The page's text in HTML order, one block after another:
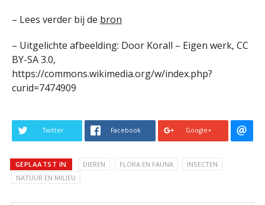
– Lees verder bij de bron
– Uitgelichte afbeelding: Door Korall – Eigen werk, CC
BY-SA 3.0,
https://commons.wikimedia.org/w/index.php?
curid=7474909
Twitter Facebook Google+
GEPLAATST IN DIEREN FLORA EN FAUNA
INSECTEN
NATUUR EN MILIEU